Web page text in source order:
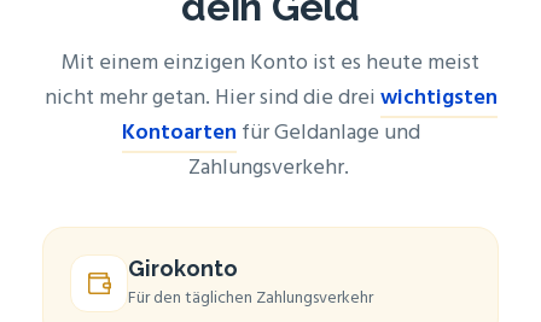
Mit einem ein­zi­gen Kon­to ist es heu­te meist
nicht mehr getan. Hier sind die drei wich­tigs­ten
Kon­to­ar­ten für Geld­an­la­ge und
Zahlungsverkehr.
Giro­kon­to
Für den täg­li­chen Zahlungsverkehr